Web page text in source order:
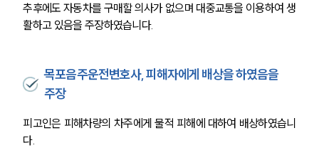
추후에도 자동차를 구매할 의사가 없으며 대중교통을 이용하여 생
활하고 있음을 주장하였습니다.
목포음주운전변호사, 피해자에게 배상을 하였음을
주장
피고인은 피해차량의 차주에게 물적 피해에 대하여 배상하였습니
다.